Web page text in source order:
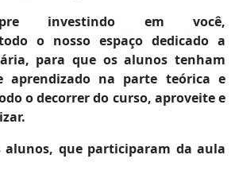
investindo em você,
o nosso espaço dedicado a
para que os alunos tenham
aprendizado na parte teórica e
o decorrer do curso, aproveite e
alunos, que participaram da aula